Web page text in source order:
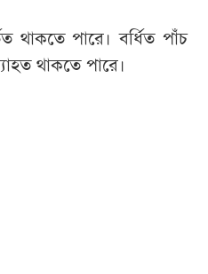
থাকতে পারে। বর্ধিত পাঁচ
থাকতে পারে।